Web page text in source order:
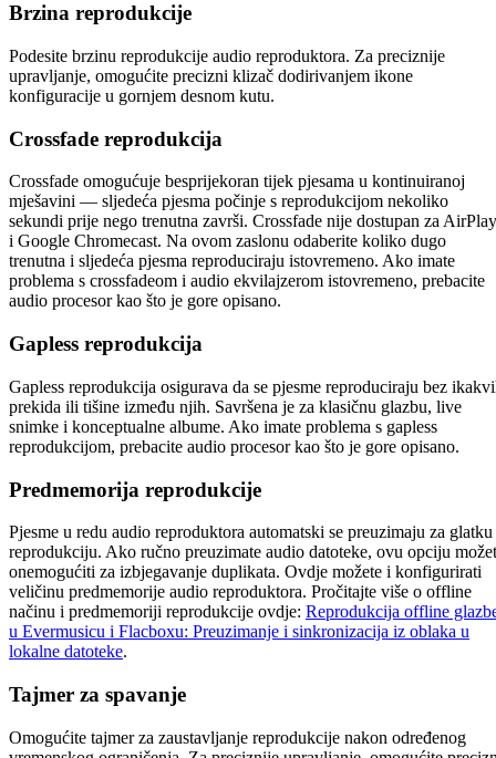
Brzina reprodukcije
Podesite brzinu reprodukcije audio reproduktora. Za preciznije
upravljanje, omogućite precizni klizač dodirivanjem ikone
konfiguracije u gornjem desnom kutu.
Crossfade reprodukcija
Crossfade omogućuje besprijekoran tijek pjesama u kontinuiranoj
mješavini — sljedeća pjesma počinje s reprodukcijom nekoliko
sekundi prije nego trenutna završi. Crossfade nije dostupan za AirPlay
i Google Chromecast. Na ovom zaslonu odaberite koliko dugo
trenutna i sljedeća pjesma reproduciraju istovremeno. Ako imate
problema s crossfadeom i audio ekvilajzerom istovremeno, prebacite
audio procesor kao što je gore opisano.
Gapless reprodukcija
Gapless reprodukcija osigurava da se pjesme reproduciraju bez
prekida ili tišine između njih. Savršena je za klasičnu glazbu, live
snimke i konceptualne albume. Ako imate problema s gapless
reprodukcijom, prebacite audio procesor kao što je gore opisano.
Predmemorija reprodukcije
Pjesme u redu audio reproduktora automatski se preuzimaju za glatku
reprodukciju. Ako ručno preuzimate audio datoteke, ovu opciju
onemogućiti za izbjegavanje duplikata. Ovdje možete i konfigurirati
veličinu predmemorije audio reproduktora. Pročitajte više o offline
načinu i predmemoriji reprodukcije ovdje: Reprodukcija offline
u Evermusicu i Flacboxu: Preuzimanje i sinkronizacija iz oblaka u
lokalne datoteke.
Tajmer za spavanje
Omogućite tajmer za zaustavljanje reprodukcije nakon određenog